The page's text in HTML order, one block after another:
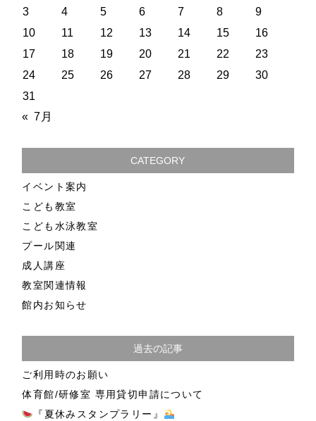
3
4 5 6 7 8
9
10
11 12 13 14 15
16
17
18 19 20 21 22
23
24
25 26 27 28 29
30
31
« 7月
CATEGORY
イベント案内
こども教室
こども水泳教室
プール関連
成人講座
教室関連情報
館内お知らせ
過去の記事
ご利用時のお願い
体育館/研修室 専用貸切申請について
『夏休みスタンプラリー』